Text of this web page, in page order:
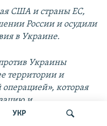
УКР
США и страны ЕС,
России и осудили
в Украине.
Украины
территории и
которая
и